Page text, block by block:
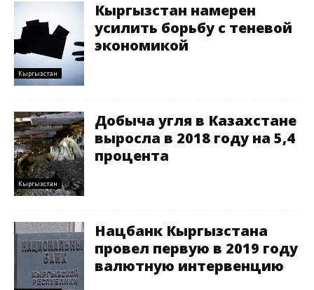
Кыргызстан
Кыргызстан намерен
усилить борьбу с теневой
экономикой
Кыргызстан
Добыча угля в Казахстане
выросла в 2018 году на 5,4
процента
Нацбанк Кыргызстана
провел первую в 2019 году
валютную интервенцию